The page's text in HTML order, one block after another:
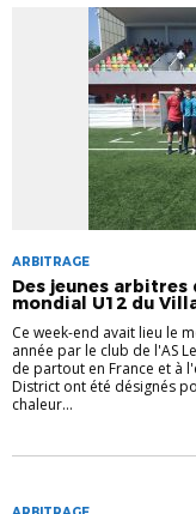
ARBITRAGE
Des jeunes
mondial U12 du
Ce week-end avait lieu le
année par le club de l'AS
de partout en France et à
District ont été désignés
chaleur...